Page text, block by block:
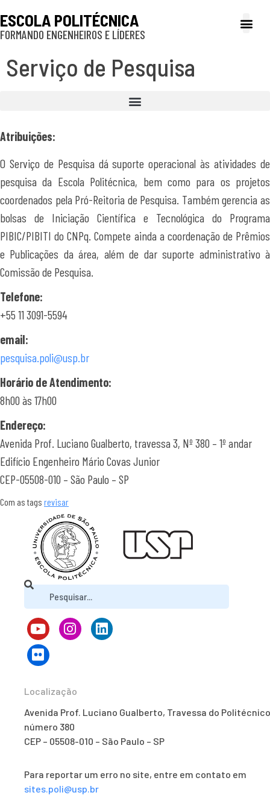
ESCOLA POLITÉCNICA
FORMANDO ENGENHEIROS E LÍDERES
Serviço de Pesquisa
Atribuições:
O Serviço de Pesquisa dá suporte operacional às atividades de
pesquisa da Escola Politécnica, bem como para os projetos
coordenados pela Pró-Reitoria de Pesquisa. Também gerencia as
bolsas de Iniciação Científica e Tecnológica do Programa
PIBIC/PIBITI do CNPq. Compete ainda a coordenação de Prêmios
e Publicações da área, além de dar suporte administrativo à
Comissão de Pesquisa.
Telefone:
+55 11 3091-5594
email:
pesquisa.poli@usp.br
Horário de Atendimento:
8h00 às 17h00
Endereço:
Avenida Prof. Luciano Gualberto, travessa 3, Nº 380 – 1º andar
Edifício Engenheiro Mário Covas Junior
CEP-05508-010 – São Paulo – SP
Com as tags revisar
Localização
Avenida Prof. Luciano Gualberto, Travessa do
número 380
CEP – 05508-010 – São Paulo – SP
Para reportar um erro no site, entre em contato em
sites.poli@usp.br